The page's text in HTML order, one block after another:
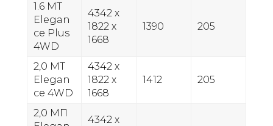
1.6 MT
Elegan
ce Plus
4WD
4342 х
1822 х
1668
1390 205
2,0 МТ
Elegan
ce 4WD
4342 х
1822 х
1668
1412 205
2,0 МП
4342 х